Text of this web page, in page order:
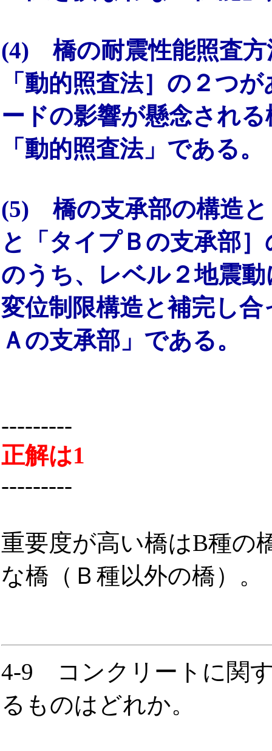
(4) 橋の耐震性能照査方
「動的照査法］の２つ
ードの影響が懸念され
「動的照査法」である。
(5) 橋の支承部の構造と
と「タイプＢの支承部
のうち、レベル２地震
変位制限構造と補完し
Ａの支承部」である。
---------
正解は1
---------
重要度が高い橋はB種の
な橋（Ｂ種以外の橋）。
4-9 コンクリートに関
るものはどれか。